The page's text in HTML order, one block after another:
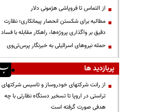
از التماس تا فروپاشی هژمونی دلار
مطالبه برای شکستن انحصار پیمانکاری؛ نظارت
دقیق بر واگذاری پروژه‌ها، راهکار مقابله با فساد
حمله نیروهای اسرائیلی به خبرنگار پرس‌تی‌وی
پربازدید ها
از رانت‌ شرکتهای خودروساز و تاسیس شرکتهای
تراستی در اروپا تا تسخیر دستگاه نظارتی با چه
هدفی صورت گرفته است